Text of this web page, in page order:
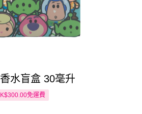
水盲盒 30毫升
免運費